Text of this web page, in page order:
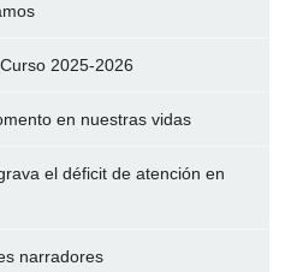
2025-2026
en nuestras vidas
el déficit de atención en
narradores